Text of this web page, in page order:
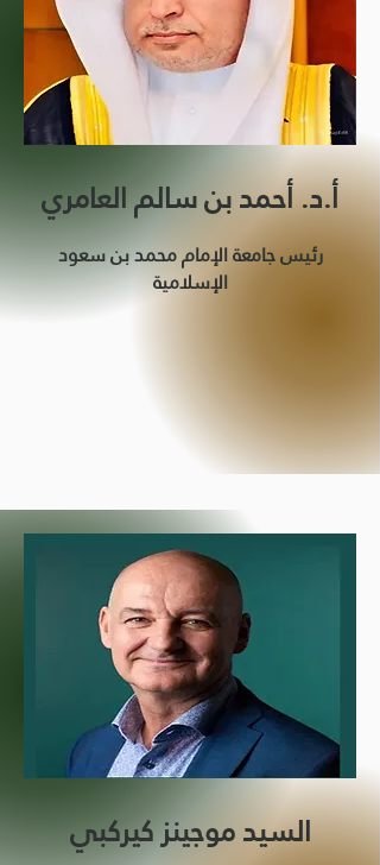
أ.د. أحمد بن سالم العامري
رئيس جامعة الإمام محمد بن سعود
الإسلامية
السيد موجينز كيركبي